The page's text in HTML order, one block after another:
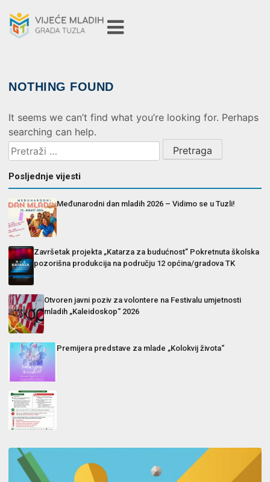
NOTHING FOUND
It seems we can’t find what you’re looking for. Perhaps
searching can help.
Posljednje vijesti
Međunarodni dan mladih 2026 – Vidimo se u Tuzli!
Završetak projekta „Katarza za budućnost” Pokretnuta školska
pozorišna produkcija na području 12 općina/gradova TK
Otvoren javni poziv za volontere na Festivalu umjetnosti
mladih „Kaleidoskop“ 2026
Premijera predstave za mlade „Kolokvij života“